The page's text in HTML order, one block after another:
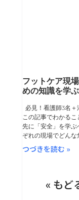
フットケア現
めの知識を学ぶ
必見！看護師3名
この記事でわかる
先に「安全」を学
ぞれの現場でどんな
つづきを読む »
« もど